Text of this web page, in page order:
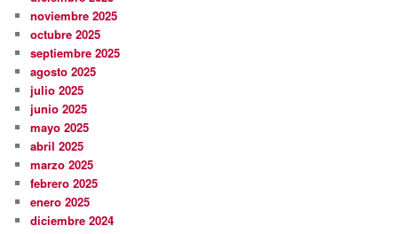
noviembre 2025
octubre 2025
septiembre 2025
agosto 2025
julio 2025
junio 2025
mayo 2025
abril 2025
marzo 2025
febrero 2025
enero 2025
diciembre 2024